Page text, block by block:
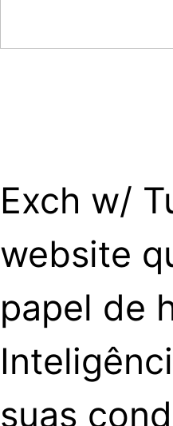
Exch w/
website
papel de
suas